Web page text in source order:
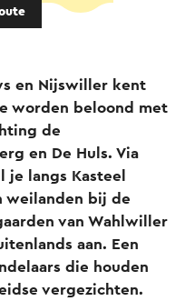
en Nijswiller kent
worden beloond met
de
en De Huls. Via
langs Kasteel
weilanden bij de
van Wahlwiller
aan. Een
die houden
vergezichten.